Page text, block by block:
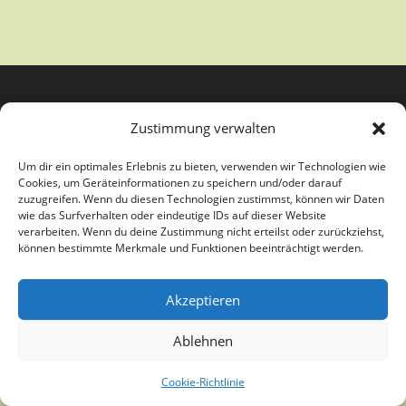
Zustimmung verwalten
Um dir ein optimales Erlebnis zu bieten, verwenden wir Technologien wie
Cookies, um Geräteinformationen zu speichern und/oder darauf
zuzugreifen. Wenn du diesen Technologien zustimmst, können wir Daten
wie das Surfverhalten oder eindeutige IDs auf dieser Website
verarbeiten. Wenn du deine Zustimmung nicht erteilst oder zurückziehst,
können bestimmte Merkmale und Funktionen beeinträchtigt werden.
Akzeptieren
Ablehnen
Cookie-Richtlinie
Copyright Kunstverein Paderborn e.V. - Theme by OceanWP